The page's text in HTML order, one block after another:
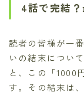
4話で完結
読者の皆様が一
いの結末につい
と、この「1000
す。その結末は